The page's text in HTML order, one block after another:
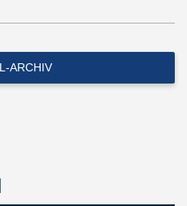
ARCHIV